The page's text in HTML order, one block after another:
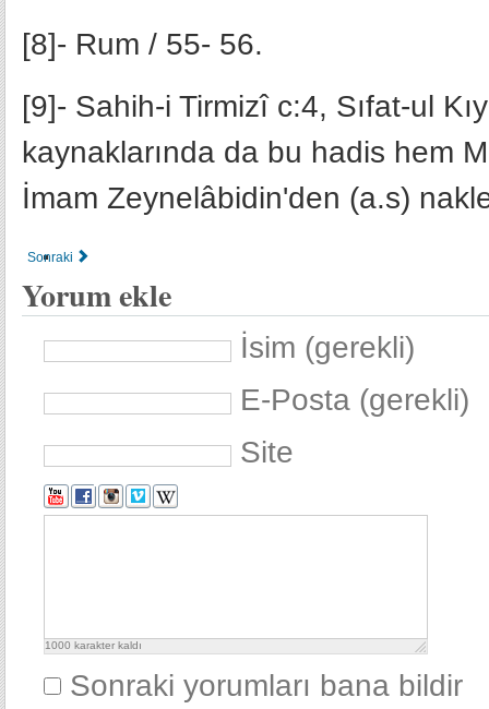
[8]- Rum / 55- 56.
[9]- Sahih-i Tirmizî c:4, Sıfat-ul
kaynaklarında da bu hadis hem
İmam Zeynelâbidin'den (a.s)
Sonraki
Yorum ekle
İsim (gerekli)
E-Posta (gerekli)
Site
1000 karakter kaldı
Sonraki yorumları bana bildir